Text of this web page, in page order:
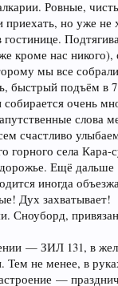
Ровные,
приехать, но уже не
гостинице.
кроме нас никого),
мы все
быстрый подъём в
очень
слова
счастливо
горного села
Ещё дальше
иногда
Дух захватывает!
Сноуборд,
— ЗИЛ 131, в
Тем не менее, в
—